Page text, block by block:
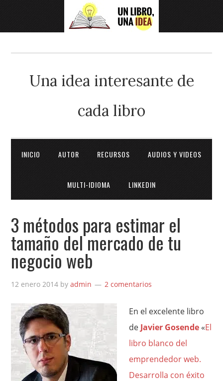
Una idea interesante de
cada libro
INICIO AUTOR RECURSOS AUDIOS Y VIDEOS
MULTI-IDIOMA LINKEDIN
3 métodos para estimar el
tamaño del mercado de tu
negocio web
12 enero 2014 byadmin 2 comentarios
En el excelente libro
de Javier Gosende «El
libro blanco del
emprendedor web.
Desarrolla con éxito